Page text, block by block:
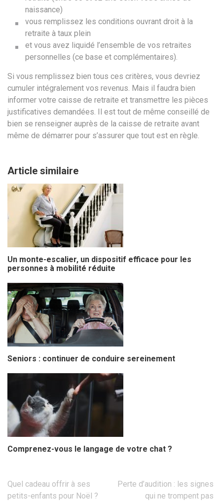
naissance)
vous remplissez les conditions ouvrant droit à la
retraite à taux plein
et vous avez liquidé l’ensemble de vos retraites
personnelles (ce base et complémentaires).
Si vous remplissez bien tous ces critères, vous devriez
cumuler intégralement vos revenus. Mais il faudra bien
informer votre caisse de retraite et transmettre les pièces
justificatives demandées. Il est tout de même conseillé de
bien se renseigner auprès de la caisse de retraite avant
même de démarrer pour s’assurer que tout est en règle.
Article similaire
Un monte-escalier, un dispositif efficace pour les
personnes à mobilité réduite
Seniors : continuer de conduire sereinement
Comprenez-vous le langage de votre chat ?
Navigation
de
Quel cadeau offrir à ses
petits-enfants pour Noël ?
Perte d’audition : les signes
qui ne trompent pas